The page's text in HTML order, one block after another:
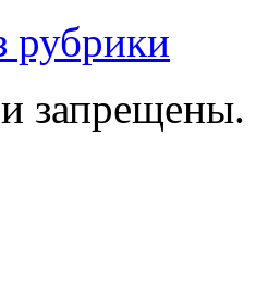
рубрики
запрещены.